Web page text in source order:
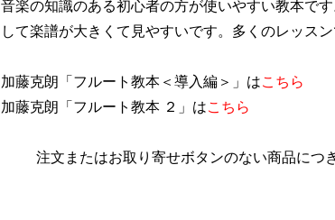
音楽の知識のある初心者の方が使いやすい教本で
して楽譜が大きくて見やすいです。多くのレッス
加藤克朗「フルート教本＜導入編＞」はこちら
加藤克朗「フルート教本 ２」はこちら
注文またはお取り寄せボタンのない商品につ